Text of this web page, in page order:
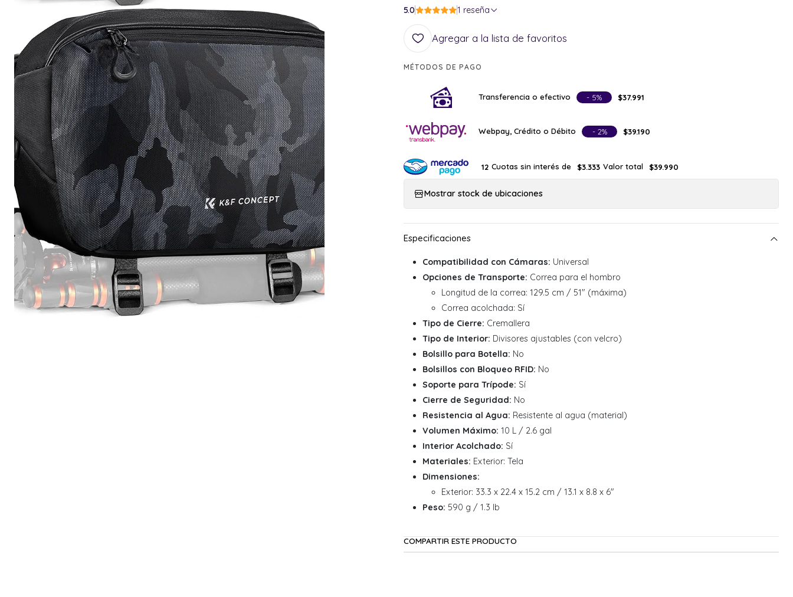
5.0 1 reseña
Agregar a la lista de favoritos
MÉTODOS DE PAGO
Transferencia o efectivo - 5% $37.991
Webpay, Crédito o Débito - 2% $39.190
12 Cuotas sin interés de $3.333 Valor total $39.990
Mostrar stock de ubicaciones
Compatibilidad con Cámaras: Universal
Opciones de Transporte: Correa para el hombro
Longitud de la correa: 129.5 cm / 51" (máxima)
Correa acolchada: Sí
Tipo de Cierre: Cremallera
Tipo de Interior: Divisores ajustables (con velcro)
Bolsillo para Botella: No
Bolsillos con Bloqueo RFID: No
Soporte para Trípode: Sí
Cierre de Seguridad: No
Resistencia al Agua: Resistente al agua (material)
Volumen Máximo: 10 L / 2.6 gal
Interior Acolchado: Sí
Materiales: Exterior: Tela
Dimensiones:
Exterior: 33.3 x 22.4 x 15.2 cm / 13.1 x 8.8 x 6"
Peso: 590 g / 1.3 lb
COMPARTIR ESTE PRODUCTO